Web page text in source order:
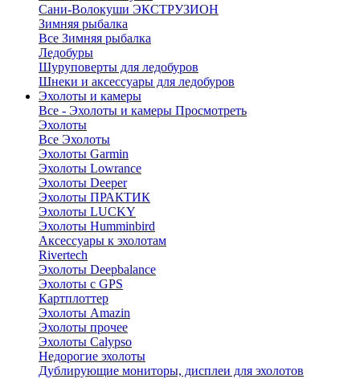
Сани-Волокуши ЭКСТРУЗИОН
Зимняя рыбалка
Все Зимняя рыбалка
Ледобуры
Шуруповерты для ледобуров
Шнеки и аксессуары для ледобуров
Эхолоты и камеры
Все - Эхолоты и камеры Просмотреть
Эхолоты
Все Эхолоты
Эхолоты Garmin
Эхолоты Lowrance
Эхолоты Deeper
Эхолоты ПРАКТИК
Эхолоты LUCKY
Эхолоты Humminbird
Аксессуары к эхолотам
Rivertech
Эхолоты Deepbalance
Эхолоты с GPS
Картплоттер
Эхолоты Amazin
Эхолоты прочее
Эхолоты Calypso
Недорогие эхолоты
Дублирующие мониторы, дисплеи для эхолотов